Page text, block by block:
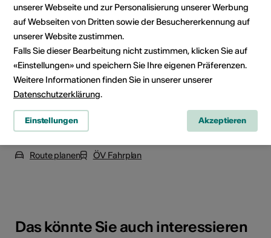
Route planen
ÖV Fahrplan
Das könnte Sie auch interessieren
unserer Webseite und zur Personalisierung unserer Werbung
auf Webseiten von Dritten sowie der Besuchererkennung auf
unserer Website zustimmen.
Falls Sie dieser Bearbeitung nicht zustimmen, klicken Sie auf
«Einstellungen» und speichern Sie Ihre eigenen Präferenzen.
Weitere Informationen finden Sie in unserer unserer
Datenschutzerklärung.
Einstellungen Akzeptieren